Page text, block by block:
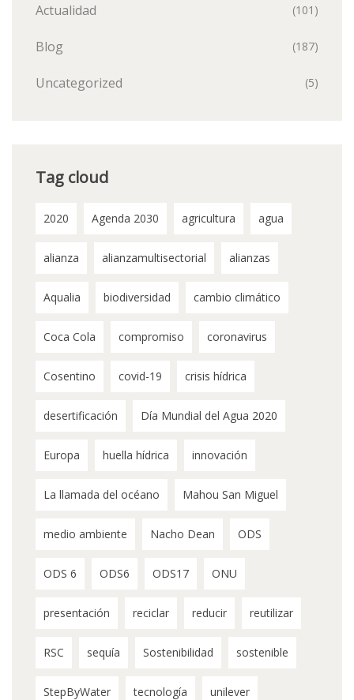
Actualidad (101)
Blog (187)
Uncategorized (5)
Tag cloud
2020 Agenda 2030 agricultura agua
alianza alianzamultisectorial alianzas
Aqualia biodiversidad cambio climático
Coca Cola compromiso coronavirus
Cosentino covid-19 crisis hídrica
desertificación Día Mundial del Agua 2020
Europa huella hídrica innovación
La llamada del océano Mahou San Miguel
medio ambiente Nacho Dean ODS
ODS 6 ODS6 ODS17 ONU
presentación reciclar reducir reutilizar
RSC sequía Sostenibilidad sostenible
StepByWater tecnología unilever